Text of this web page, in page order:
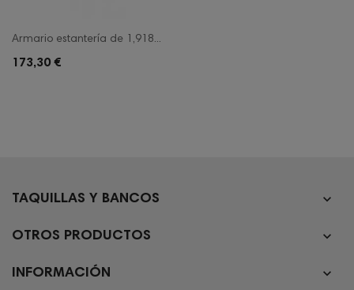
Armario estantería de 1,918...
173,30 €
TAQUILLAS Y BANCOS 
OTROS PRODUCTOS 
INFORMACIÓN 